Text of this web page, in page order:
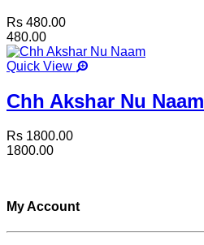
Rs 480.00
480.00
Quick View
Chh Akshar Nu Naam
Rs 1800.00
1800.00
My Account